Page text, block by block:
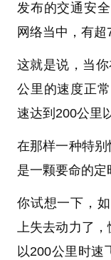
发布的交通安
网络当中，有超
这就是说，当
公里的速度正
速达到200公里
在那样一种特
是一颗要命的定
你试想一下，
上失去动力了
以200公里时速